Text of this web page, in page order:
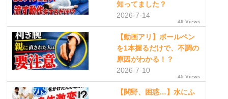
知ってました？
2026-7-14
49 Views
【動画アリ】ボールペン
を1本握るだけで、不調の
原因がわかる！？
2026-7-10
45 Views
【関野、困惑…】水にふ